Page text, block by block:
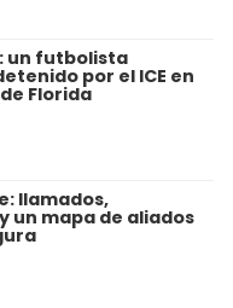
un futbolista
por el ICE en
Florida
llamados,
un mapa de aliados